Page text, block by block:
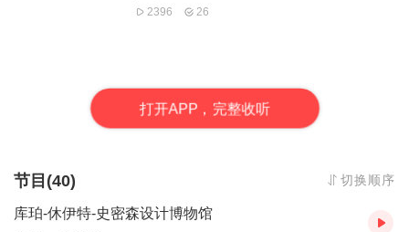
2396 26
打开APP，完整收听
节目(40) 切换顺序
库珀-休伊特-史密森设计博物馆